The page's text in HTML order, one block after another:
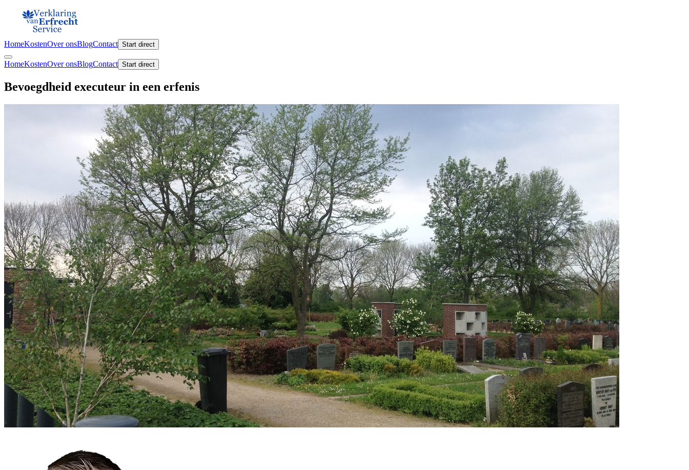
HomeKostenOver onsBlogContact Start direct
HomeKostenOver onsBlogContact Start direct
Bevoegdheid executeur in een erfenis